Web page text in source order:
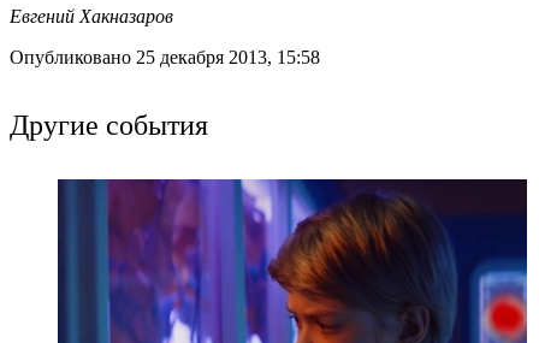
Евгений Хакназаров
Опубликовано 25 декабря 2013, 15:58
Другие события